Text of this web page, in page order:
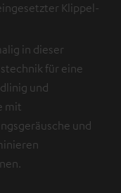
Klippel-
in dieser
für eine
und
mit
und